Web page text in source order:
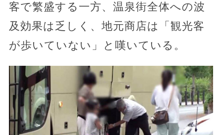
客で繁盛する一方、温泉街全体への波
及効果は乏しく、地元商店は「観光客
が歩いていない」と嘆いている。